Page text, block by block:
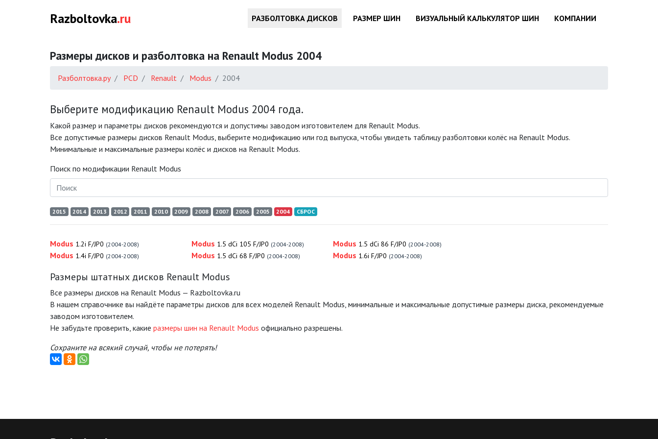
Razboltovka.ru РАЗБОЛТОВКА ДИСКОВ РАЗМЕР ШИН ВИЗУАЛЬНЫЙ КАЛЬКУЛЯТОР ШИН КОМПАНИИ
Размеры дисков и разболтовка на Renault Modus 2004
Разболтовка.ру PCD Renault Modus 2004
Выберите модификацию Renault Modus 2004 года.
Какой размер и параметры дисков рекомендуются и допустимы заводом изготовителем для Renault Modus.
Все допустимые размеры дисков Renault Modus, выберите модификацию или год выпуска, чтобы увидеть таблицу разболтовки колёс на Renault Modus.
Минимальные и максимальные размеры колёс и дисков на Renault Modus.
Поиск по модификации Renault Modus
2015 2014 2013 2012 2011 2010 2009 2008 2007 2006 2005 2004 СБРОС
Modus 1.2i F/JP0 (2004-2008)
Modus 1.4i F/JP0 (2004-2008)
Modus 1.5 dCi 105 F/JP0 (2004-2008)
Modus 1.5 dCi 68 F/JP0 (2004-2008)
Modus 1.5 dCi 86 F/JP0 (2004-2008)
Modus 1.6i F/JP0 (2004-2008)
Размеры штатных дисков Renault Modus
Все размеры дисков на Renault Modus — Razboltovka.ru
В нашем справочнике вы найдёте параметры дисков для всех моделей Renault Modus, минимальные и максимальные допустимые размеры диска, рекомендуемые
заводом изготовителем.
Не забудьте проверить, какие размеры шин на Renault Modus официально разрешены.
Сохраните на всякий случай, чтобы не потерять!